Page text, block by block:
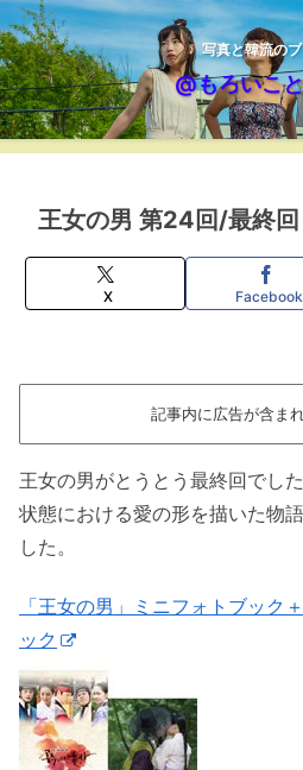
写真と韓流の
@もろいこ
王女の男 第24回/最終回
X Facebook
記事内に広告が含ま
王女の男がとうとう最終回でし
状態における愛の形を描いた物
した。
「王女の男」ミニフォトブック
ック